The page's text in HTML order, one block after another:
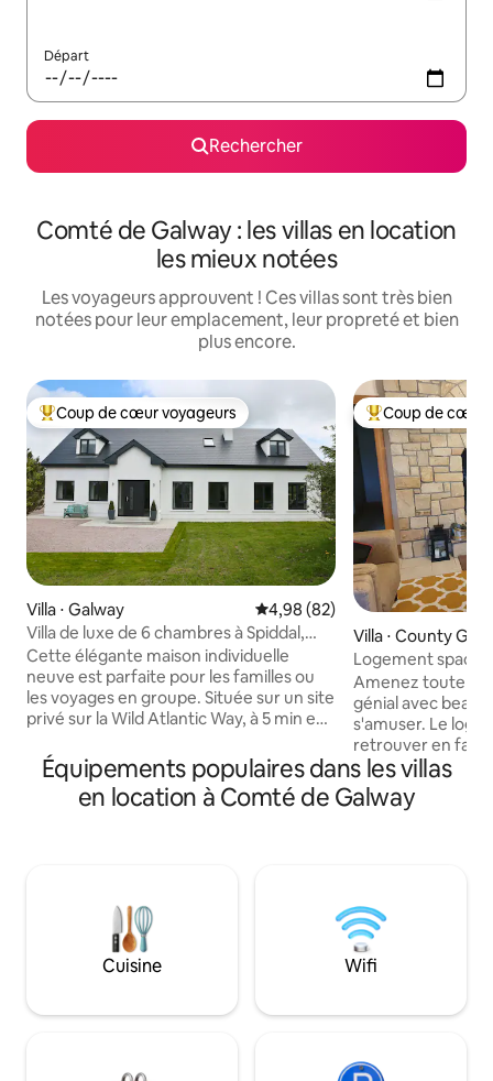
Départ
Rechercher
Comté de Galway : les villas en location
les mieux notées
Les voyageurs approuvent ! Ces villas sont très bien
notées pour leur emplacement, leur propreté et bien
plus encore.
Coups de cœur voyageurs les plus appréciés
Coup de cœur voyageurs
Villa ⋅ Galway Évaluation moyenne sur la
4,98 (82)
Villa de luxe de 6 chambres à Spiddal,
jacuzzi, balcon
Cette élégante maison individuelle
neuve est parfaite pour les familles ou
les voyages en groupe. Située sur un site
privé sur la Wild Atlantic Way, à 5 min en
pittoresques du village de Spiddal. À
19 km de la ville de Galway, détendez-
vous dans le cadre magnifique du
sur le balcon, dans le jardin à bière ou sur
la terrasse. Belle cuisine, salon,
chambres spacieuses, buanderie,
jardins, pêche, promenades et pistes
Coups de cœur
Coup de cœur
Villa ⋅ County
Logement
une vue
Amenez toute la
génial avec
s'amuser. Le
retrouver en
étages, avec une
comprenant une
hockey, jeux
pied. Golf à
de Galway. À 15
d'Adare.
excursions d'une
Équipements populaires dans les villas
en location à Comté de Galway
Cuisine Wifi